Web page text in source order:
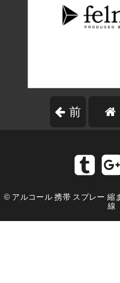
前
© アルコール 携帯 スプレー 縮
線